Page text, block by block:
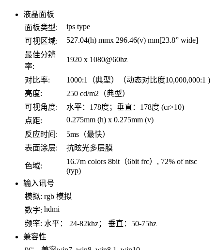
液晶面板
面板类型:
ips type
可视区域:
527.04(h) mmx 296.46(v) mm[23.8” wide]
最佳分辨
率:
1920 x 1080@60hz
对比率:
1000:1（典型）（动态对比度10,000,000:1 )
亮度:
250 cd/m2（典型）
可视角度:
水平：178度；垂直：178度 (cr>10)
点距:
0.275mm (h) x 0.275mm (v)
反应时间:
5ms（最快）
表面涂层:
抗眩光多层膜
色域:
16.7m colors 8bit（6bit frc）, 72% of ntsc
(typ)
输入讯号
模拟: rgb 模拟
数字: hdmi
频率: 水平： 24-82khz； 垂直：50-75hz
兼容性